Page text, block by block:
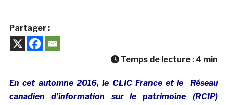
Partager :
Temps de lecture : 4 min
En cet automne 2016, le CLIC France et le Réseau
canadien d’information sur le patrimoine (RCIP)